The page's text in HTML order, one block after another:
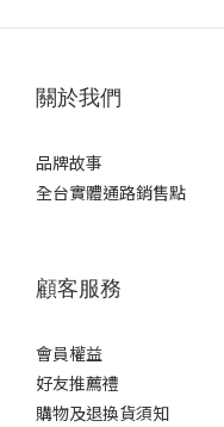
關於我們
品牌故事
全台實體通路銷售點
顧客服務
會員權益
好友推薦禮
購物及退換貨須知